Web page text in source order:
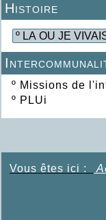
Histoire
º Missions de
º PLUi
Vous êtes ici :